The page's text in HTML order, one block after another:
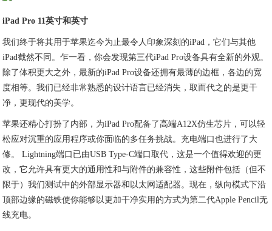
iPad Pro 11英寸和英寸
我们终于将其用于苹果迄今为止最令人印象深刻的iPad，它们与其他
iPad截然不同。乍一看，你会发现第三代iPad Pro设备具有全新的外观。
除了体积更大之外，最新的iPad Pro设备还拥有最薄的边框，各边的宽
度相等。我们已经非常熟悉的设计语言已经消失，取而代之的是更干
净，更现代的美学。
苹果还精心打扮了内部，为iPad Pro配备了高端A12X仿生芯片，可以轻
松应对沉重的应用程序或你面临的多任务挑战。充电端口也进行了大
修。 Lightning端口已由USB Type-C端口取代，这是一个值得欢迎的更
改，它允许具有更大的通用性和与附件的兼容性，这些附件包括（但不
限于）我们测试中的外部显示器和以太网适配器。现在，纵向模式下沿
顶部边缘的磁铁使你能够以更加干净实用的方式为第二代Apple Pencil无
线充电。